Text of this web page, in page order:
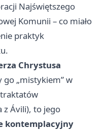
Najświętszego
Komunii – co miało
praktyk
Chrystusa
go „mistykiem” w
traktatów
z Ávili), to jego
kontemplacyjny